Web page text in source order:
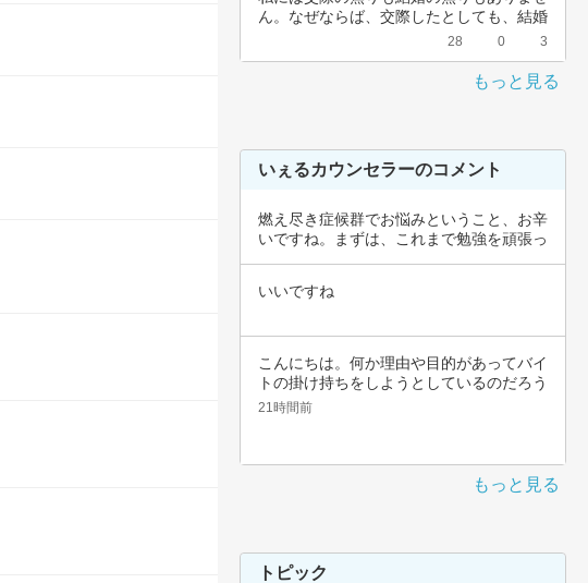
ん。なぜならば、交際したとしても、結婚
28 0 3
もっと見る
いぇるカウンセラーのコメント
燃え尽き症候群でお悩みということ、お辛
いですね。まずは、これまで勉強を頑張っ
いいですね
こんにちは。何か理由や目的があってバイ
トの掛け持ちをしようとしているのだろう
と思いま…
21時間前
もっと見る
トピック